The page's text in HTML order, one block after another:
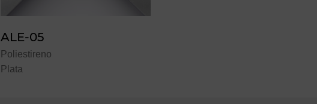
ALE-05
Poliestireno
Plata